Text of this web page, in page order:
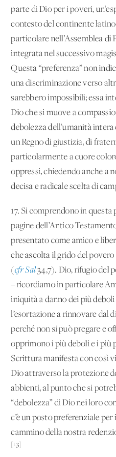
parte di Dio per i poveri,
contesto del continente
particolare nell’Assemblea di
integrata nel successivo
Questa “preferenza” non
una discriminazione verso
sarebbero impossibili; essa
Dio che si muove a
debolezza dell’umanità
un Regno di giustizia, di
particolarmente a cuore
oppressi, chiedendo anche a
decisa e radicale scelta di
17. Si comprendono in
pagine dell’Antico
presentato come amico e
che ascolta il grido del
(cfr Sal34,7). Dio, rifugio del
– ricordiamo in particolare
iniquità a danno dei più
l’esortazione a rinnovare dal
perché non si può pregare e
opprimono i più deboli e i più
Scrittura manifesta con così
Dio attraverso la protezione
abbienti, al punto che si
“debolezza” di Dio nei loro
c’è un posto preferenziale
cammino della nostra
[13]